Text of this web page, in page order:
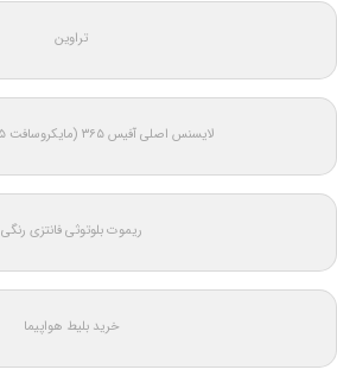
تراوین
لایسنس اصلی آفیس ۳۶۵ (مایکروسافت ۳۶۵) اورجینال
ریموت بلوتوثی فانتزی رنگی
خرید بلیط هواپیما